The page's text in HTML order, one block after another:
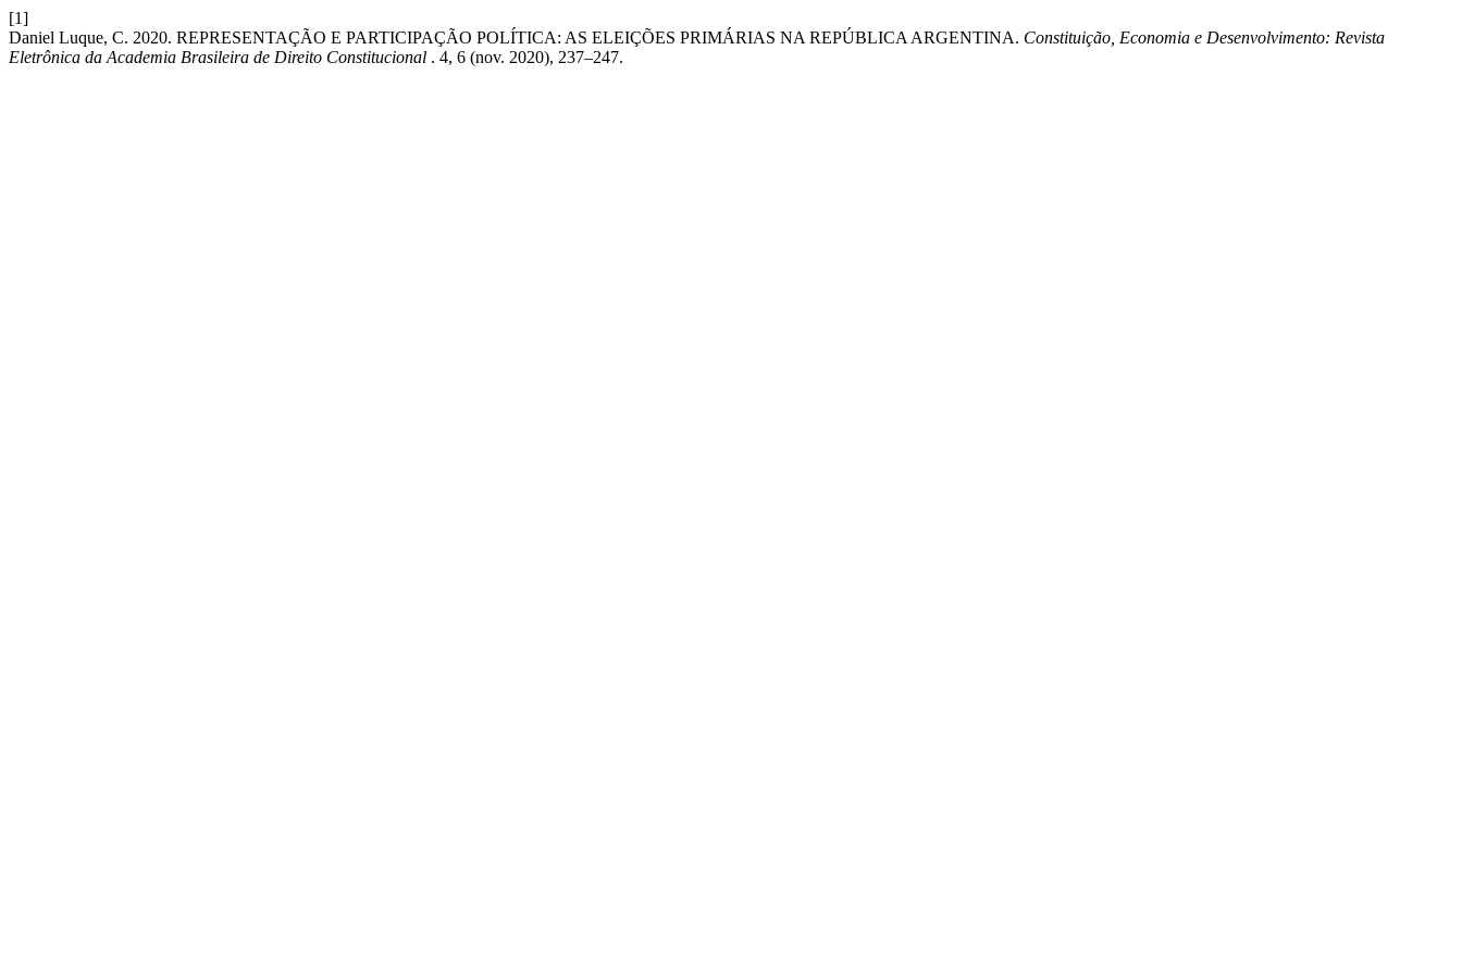
[1]
Daniel Luque, C. 2020. REPRESENTAÇÃO E PARTICIPAÇÃO POLÍTICA: AS ELEIÇÕES PRIMÁRIAS NA REPÚBLICA ARGENTINA. Constituição, Economia e Desenvolvimento: Revista
Eletrônica da Academia Brasileira de Direito Constitucional . 4, 6 (nov. 2020), 237–247.